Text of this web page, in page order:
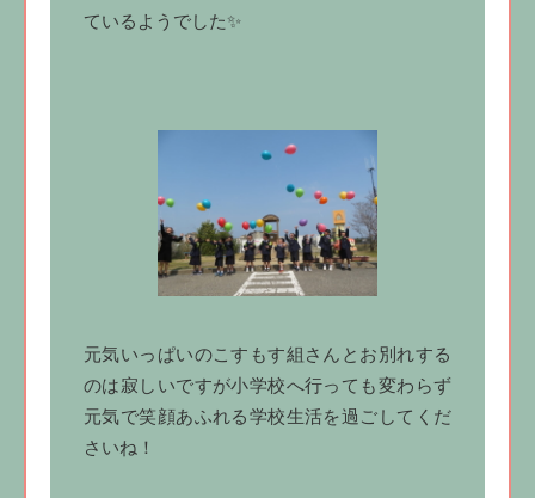
ているようでした✨
元気いっぱいのこすもす組さんとお別れする
のは寂しいですが小学校へ行っても変わらず
元気で笑顔あふれる学校生活を過ごしてくだ
さいね！